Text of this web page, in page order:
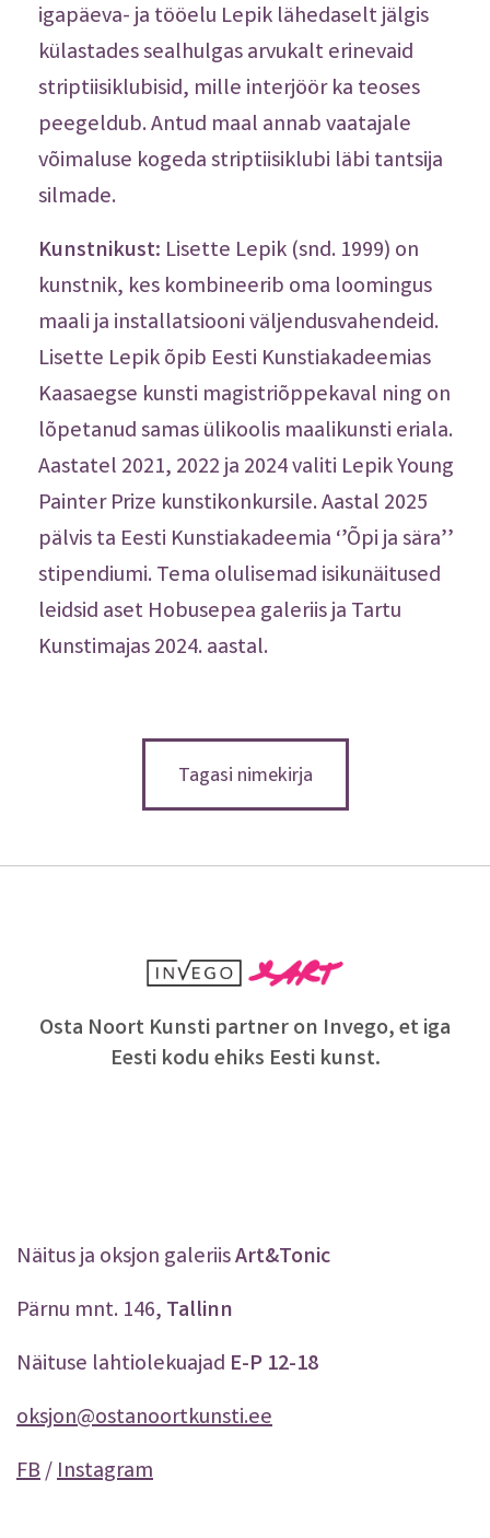
igapäeva- ja tööelu Lepik lähedaselt jälgis
külastades sealhulgas arvukalt erinevaid
striptiisiklubisid, mille interjöör ka teoses
peegeldub. Antud maal annab vaatajale
võimaluse kogeda striptiisiklubi läbi tantsija
silmade.
Kunstnikust: Lisette Lepik (snd. 1999) on
kunstnik, kes kombineerib oma loomingus
maali ja installatsiooni väljendusvahendeid.
Lisette Lepik õpib Eesti Kunstiakadeemias
Kaasaegse kunsti magistriõppekaval ning on
lõpetanud samas ülikoolis maalikunsti eriala.
Aastatel 2021, 2022 ja 2024 valiti Lepik Young
Painter Prize kunstikonkursile. Aastal 2025
pälvis ta Eesti Kunstiakadeemia ‘’Õpi ja sära’’
stipendiumi. Tema olulisemad isikunäitused
leidsid aset Hobusepea galeriis ja Tartu
Kunstimajas 2024. aastal.
Tagasi nimekirja
Osta Noort Kunsti partner on Invego, et iga
Eesti kodu ehiks Eesti kunst.
Näitus ja oksjon galeriisArt&Tonic
Pärnu mnt. 146, Tallinn
Näituse lahtiolekuajad E-P 12-18
oksjon@ostanoortkunsti.ee
FB/Instagram